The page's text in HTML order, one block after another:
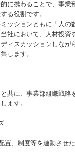
に携わることで、事業
る役割です。
ッションともに「人の
社において、人材投資
ィスカッションしなが
します。
共に、事業部組織戦略
ます。
置、制度等を連動させ